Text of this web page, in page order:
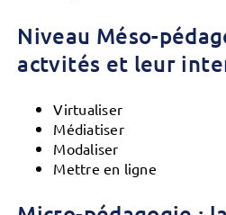
Niveau Méso-
actvités et leur
Virtualiser
Médiatiser
Modaliser
Mettre en ligne